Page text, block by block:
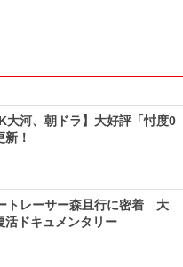
大河、朝ドラ】大好評「忖度0
！
トレーサー森且行に密着 大
活ドキュメンタリー